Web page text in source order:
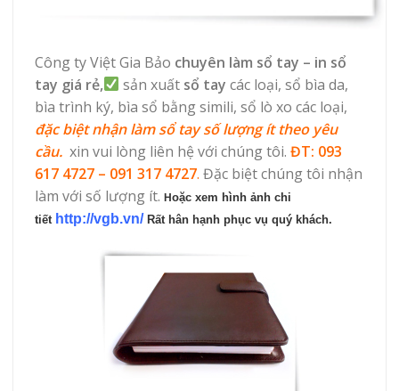
Công ty Việt Gia Bảo chuyên làm sổ tay – in sổ
tay giá rẻ,
sản xuất sổ tay các loại, sổ bìa da,
bìa trình ký, bìa sổ bằng simili, sổ lò xo các loại,
đặc biệt nhận làm sổ tay số lượng ít theo yêu
cầu. xin vui lòng liên hệ với chúng tôi. ĐT: 093
617 4727 – 091 317 4727. Đặc biệt chúng tôi nhận
làm với số lượng ít. Hoặc xem hình ảnh chi
tiết http://vgb.vn/ Rất hân hạnh phục vụ quý khách.